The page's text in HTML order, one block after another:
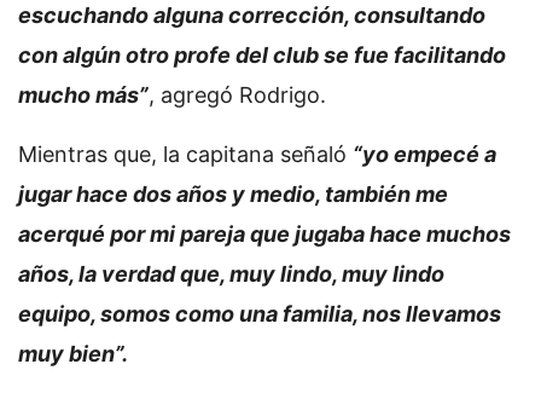
escuchando alguna corrección, consultando
con algún otro profe del club se fue facilitando
mucho más”, agregó Rodrigo.
Mientras que, la capitana señaló “yo empecé a
jugar hace dos años y medio, también me
acerqué por mi pareja que jugaba hace muchos
años, la verdad que, muy lindo, muy lindo
equipo, somos como una familia, nos llevamos
muy bien”.